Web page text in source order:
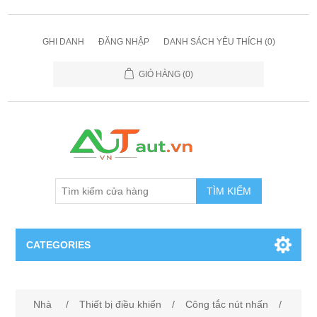
GHI DANH ĐĂNG NHẬP DANH SÁCH YÊU THÍCH (0)
GIỎ HÀNG (0)
TÌM KIẾM
CATEGORIES
Nhà / Thiết bị điều khiển / Công tắc nút nhấn
/